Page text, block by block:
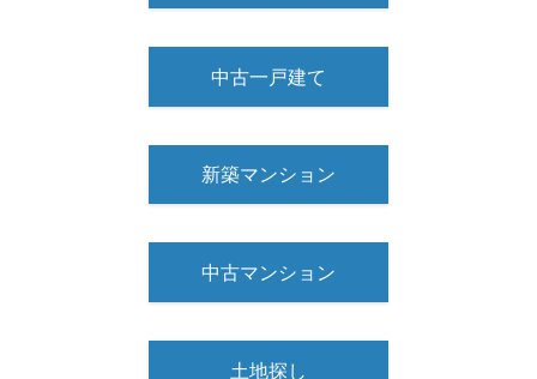
中古一戸建て
新築マンション
中古マンション
土地探し